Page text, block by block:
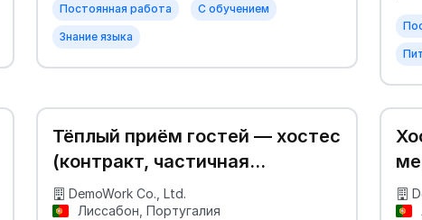
Постоянная работа С обучением
Знание языка
Тёплый приём гостей — хостес
(контракт, частичная
занятость)
DemoWork Co., Ltd.
Лиссабон, Португалия